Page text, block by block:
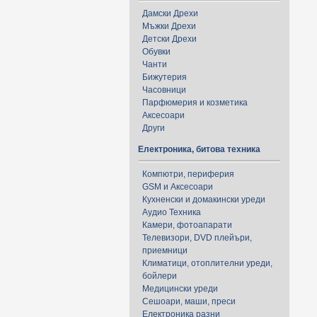
Дамски Дрехи
Мъжки Дрехи
Детски Дрехи
Обувки
Чанти
Бижутерия
Часовници
Парфюмерия и козметика
Аксесоари
Други
Електроника, битова техника
Компютри, периферия
GSM и Аксесоари
Кухненски и домакински уреди
Аудио Техника
Камери, фотоапарати
Телевизори, DVD плейъри,
приемници
Климатици, отоплителни уреди,
бойлери
Медицински уреди
Сешоари, маши, преси
Електроника разни